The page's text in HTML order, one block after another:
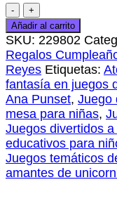
UNICORNIA
Juego
de
Mesa
+6
años
cantidad
Añadir al carrito
SKU: 229802
Regalos
Reyes Etiquetas:
fantasía en juegos
Ana Punset, Juego
mesa para niñas,
Juegos divertidos
educativos para
Juegos temáticos
amantes de